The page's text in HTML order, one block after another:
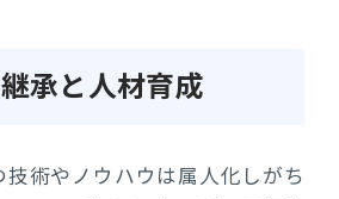
承と人材育成
術やノウハウは属人化しがち